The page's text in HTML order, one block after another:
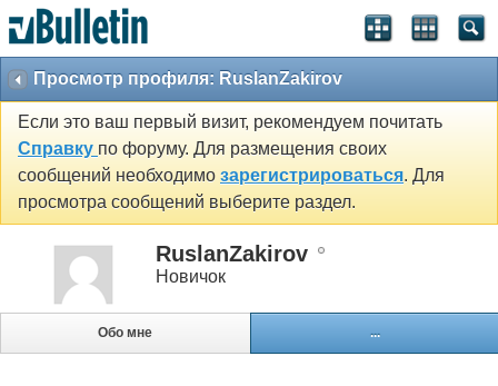
Просмотр профиля: RuslanZakirov
Если это ваш первый визит, рекомендуем почитать
Справку по форуму. Для размещения своих
сообщений необходимо зарегистрироваться. Для
просмотра сообщений выберите раздел.
RuslanZakirov
Новичок
Обо мне ...